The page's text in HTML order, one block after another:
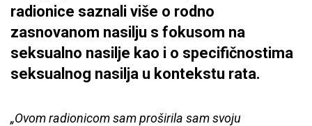
radionice saznali više o rodno
zasnovanom nasilju s fokusom na
seksualno nasilje kao i o specifičnostima
seksualnog nasilja u kontekstu rata.
„Ovom radionicom sam proširila sam svoju